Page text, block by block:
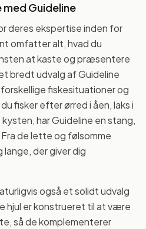
med Guideline
deres ekspertise inden for
omfatter alt, hvad du
at kaste og præsentere
bredt udvalg af Guideline
fiskesituationer og
fisker efter ørred i åen, laks i
har Guideline en stang,
de lette og følsomme
der giver dig
også et solidt udvalg
hjul er konstrueret til at være
så de komplementerer